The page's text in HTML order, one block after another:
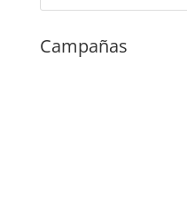
Campañas